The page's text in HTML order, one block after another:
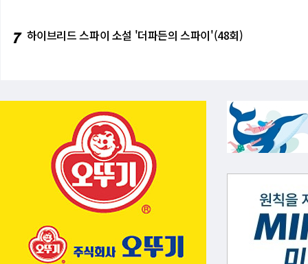
7 하이브리드 스파이 소설 '더파든의 스파이'(48회)